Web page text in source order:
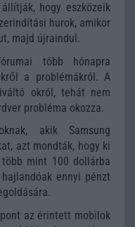
hogy eszközeik
hurok, amikor
majd újraindul.
több hónapra
a problémákról. A
okról, tehát nem
probléma okozza.
akik Samsung
azt mondták, hogy ki
mint 100 dollárba
ennyi pénzt
az érintett mobilok